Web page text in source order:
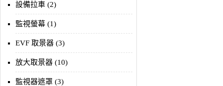
設備拉車 (2)
監視螢幕 (1)
EVF 取景器 (3)
放大取景器 (10)
監視器遮罩 (3)